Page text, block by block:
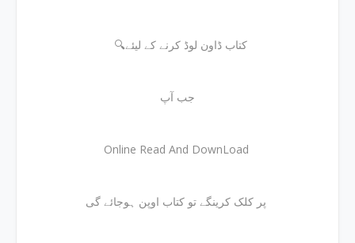
🔍کتاب ڈاون لوڈ کرنے کے لیئے
جب آپ
Online Read And DownLoad